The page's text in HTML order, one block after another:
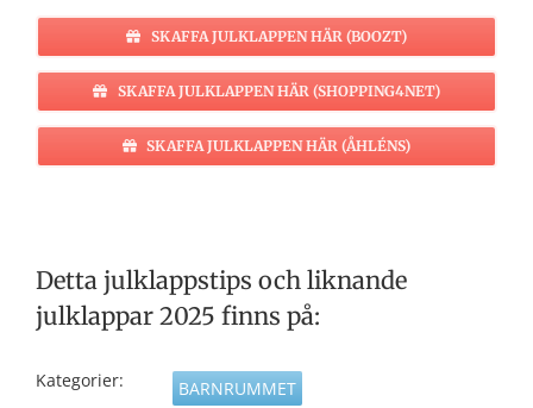
SKAFFA JULKLAPPEN HÄR (BOOZT)
SKAFFA JULKLAPPEN HÄR (SHOPPING4NET)
SKAFFA JULKLAPPEN HÄR (ÅHLÉNS)
Detta julklappstips och liknande
julklappar 2025 finns på:
Kategorier: BARNRUMMET